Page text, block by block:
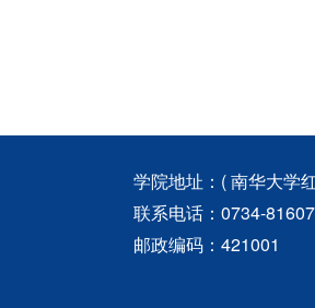
学院地址：( 南华大学
联系电话：0734-
邮政编码：421001